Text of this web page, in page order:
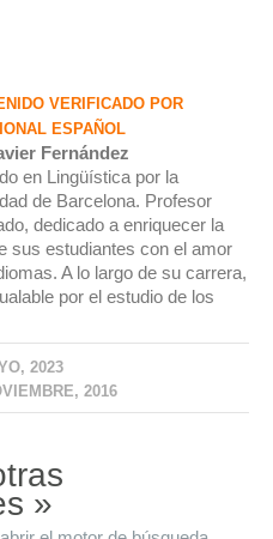
VERIFICADO POR
ESPAÑOL
Fernández
en Lingüística por la
de Barcelona. Profesor
dedicado a enriquecer la
sus estudiantes con el amor
A lo largo de su carrera,
por el estudio de los
2023
2016
»